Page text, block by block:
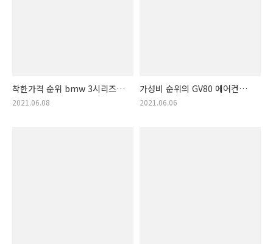
착한가격 순위 bmw 3시리즈
에어컨필터 물건! bmw 에어컨
2021.06.08
가성비 순위의 GV80 에어컨
필터 랭킹! GV80 에어컨필터
2021.06.06